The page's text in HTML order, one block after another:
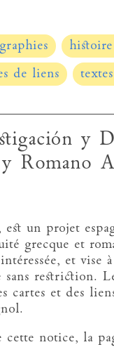
de liens
y
Romano
est un projet
grecque et
et
restriction.
cartes et des
notice, la